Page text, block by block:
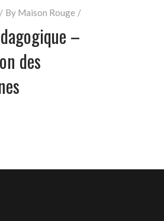
By Maison Rouge
–
des